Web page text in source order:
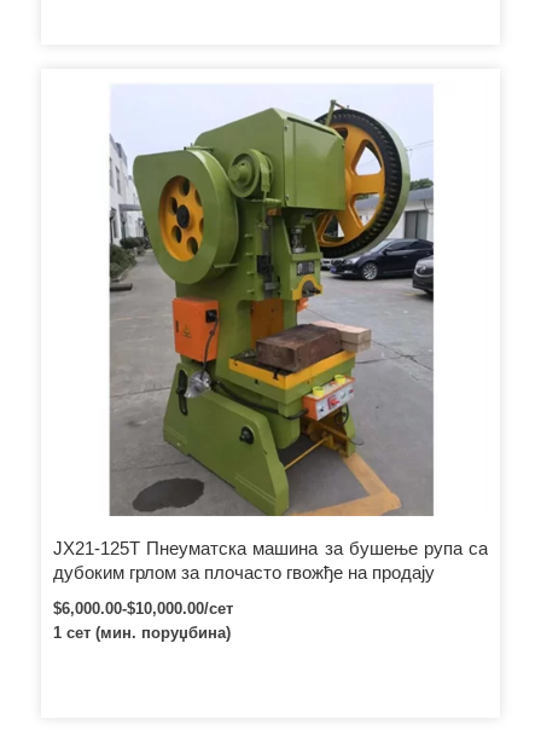
ЈХ21-125Т Пнеуматска машина за бушење рупа са
дубоким грлом за плочасто гвожђе на продају
$6,000.00-$10,000.00/сет
1 сет (мин. поруџбина)